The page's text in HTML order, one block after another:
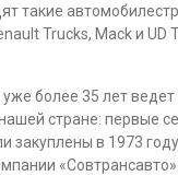
такие
Trucks, Mack и UD
уже более 35 лет
стране: первые
закуплены в 1973